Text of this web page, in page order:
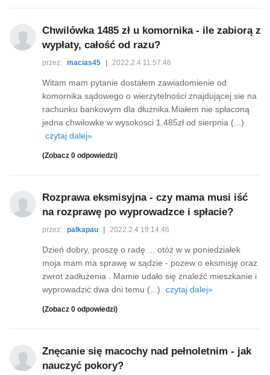
Chwilówka 1485 zł u komornika - ile zabiorą z
wypłaty, całość od razu?
przez: macias45 2022.2.4 11:57:46
Witam mam pytanie dostałem zawiadomienie od
komornika sądowego o wierzytelności znajdującej sie na
rachunku bankowym dla dłużnika.Miałem nie spłaconą
jedna chwilowke w wysokosci 1.485zł od sierpnia (...)
czytaj dalej»
(Zobacz 0 odpowiedzi)
Rozprawa eksmisyjna - czy mama musi iść
na rozprawę po wyprowadzce i spłacie?
przez: palkapau 2022.2.4 19:14:46
Dzień dobry, proszę o radę ... otóż w w poniedziałek
moja mam ma sprawę w sądzie - pozew o eksmisję oraz
zwrot zadłużenia . Mamie udało się znaleźć mieszkanie i
wyprowadzić dwa dni temu (...)
czytaj dalej»
(Zobacz 0 odpowiedzi)
Znęcanie się macochy nad pełnoletnim - jak
nauczyć pokory?